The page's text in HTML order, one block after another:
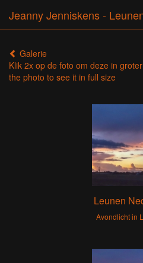
Galerie
Klik 2x op de foto om deze in
the photo to see it in full size
Leunen
Avondlicht in